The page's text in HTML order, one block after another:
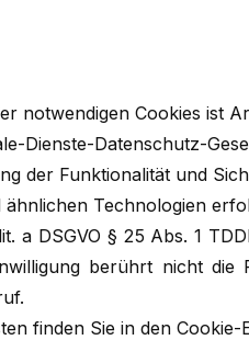
notwendigen Cookies ist
Dienste-Datenschutz-
der Funktionalität und
Technologien
a DSGVO § 25 Abs. 1
berührt nicht die
finden Sie in den Cookie-